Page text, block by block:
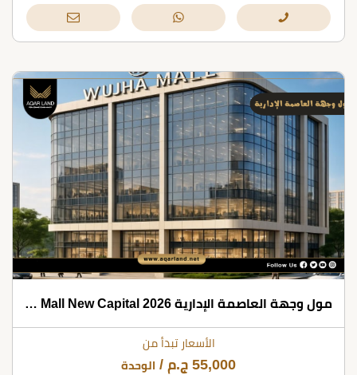
مول وجهة العاصمة الإدارية 2026 Wujha Mall New Capital
الأسعار تبدأ من
55,000 ج.م / الوحدة